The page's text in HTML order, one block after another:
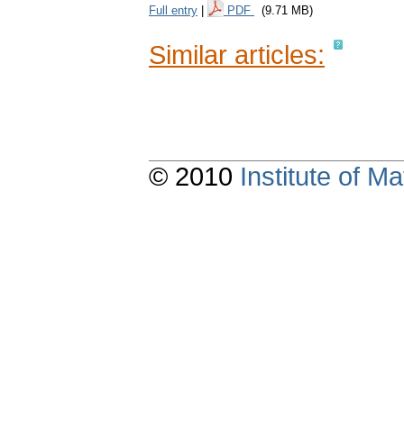
Full entry PDF (9.71 MB)
Similar articles:
© 2010 Institute of